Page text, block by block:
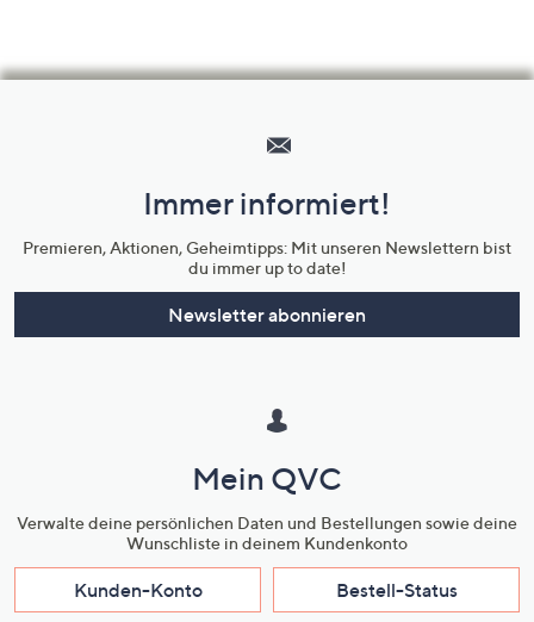
Unternehmensinformationen
Immer informiert!
Premieren, Aktionen, Geheimtipps: Mit unseren Newslettern bist
du immer up to date!
Newsletter abonnieren
Mein QVC
Verwalte deine persönlichen Daten und Bestellungen sowie deine
Wunschliste in deinem Kundenkonto
Kunden-Konto Bestell-Status